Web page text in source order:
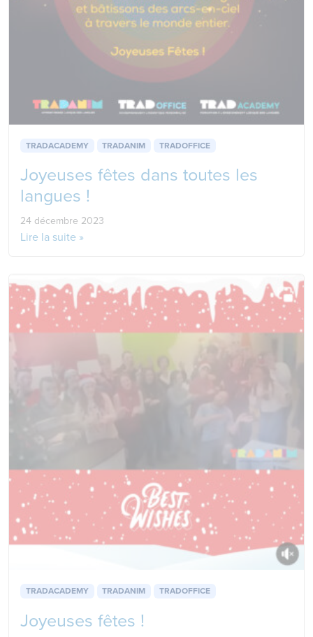
TRADACADEMY TRADANIM TRADOFFICE
Joyeuses fêtes dans toutes les
langues !
24 décembre 2023
Lire la suite »
TRADACADEMY TRADANIM TRADOFFICE
Joyeuses fêtes !